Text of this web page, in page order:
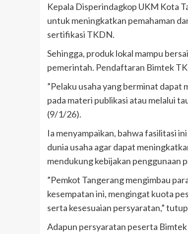
Kepala Disperindagkop UKM Kota
untuk meningkatkan pemahaman
sertifikasi TKDN.
Sehingga, produk lokal mampu
pemerintah. Pendaftaran Bimtek
”Pelaku usaha yang berminat
pada materi publikasi atau melalui
(9/1/26).
Ia menyampaikan, bahwa fasilitasi
dunia usaha agar dapat
mendukung kebijakan penggunaan
”Pemkot Tangerang mengimbau
kesempatan ini, mengingat kuota
serta kesesuaian persyaratan,”
Adapun persyaratan peserta